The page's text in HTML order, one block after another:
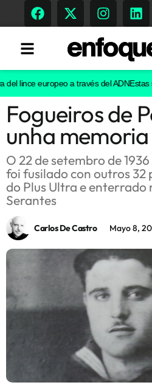
Tendencias
Memoria Histórica
Gastronomía
Escenarios
Sostenibilidad
Innova
europeo a través del ADNEstas son
Fogueiros de
unha
O 22 de setembro de
foi fusilado con outros 32
do Plus Ultra e enterrado
Serantes
Carlos De Castro Mayo 8,